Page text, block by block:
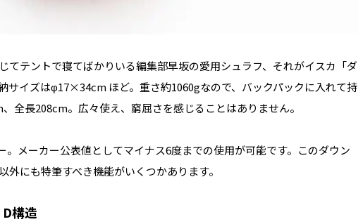
てテントで寝てばかりいる編集部早坂の愛用シュラフ、それがイスカ「ダ
サイズはφ17×34cm ほど。重さ約1060gなので、バックパックに入れて持
全長208cm。広々使え、窮屈さを感じることはありません。
。メーカー公表値としてマイナス6度までの使用が可能です。このダウン
外にも特筆すべき機能がいくつかあります。
構造